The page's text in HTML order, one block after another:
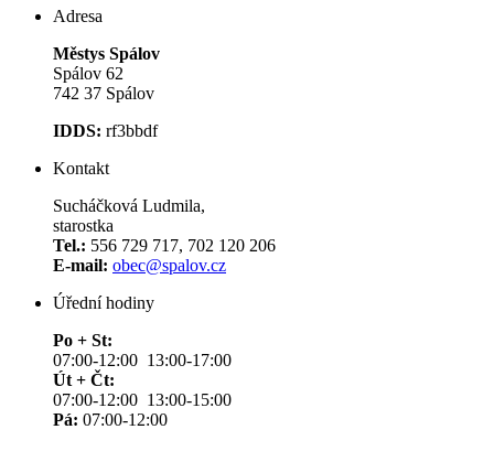
Adresa
Městys Spálov
Spálov 62
742 37 Spálov
IDDS: rf3bbdf
Kontakt
Sucháčková Ludmila,
starostka
Tel.: 556 729 717, 702 120 206
E-mail: obec@spalov.cz
Úřední hodiny
Po + St:
07:00-12:00 13:00-17:00
Út + Čt:
07:00-12:00 13:00-15:00
Pá: 07:00-12:00